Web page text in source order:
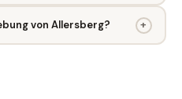
von Allersberg? +